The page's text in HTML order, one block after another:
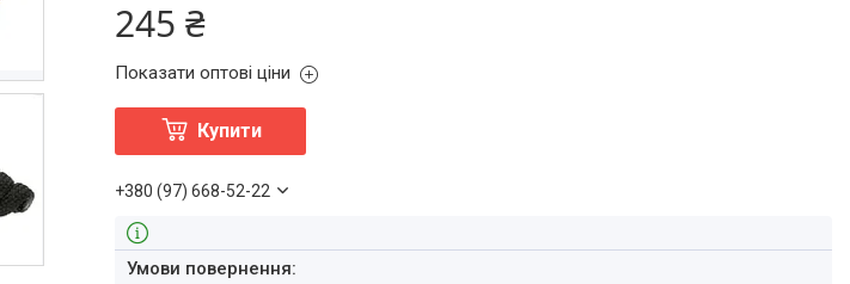
245 ₴
Показати оптові ціни
Купити
+380 (97) 668-52-22